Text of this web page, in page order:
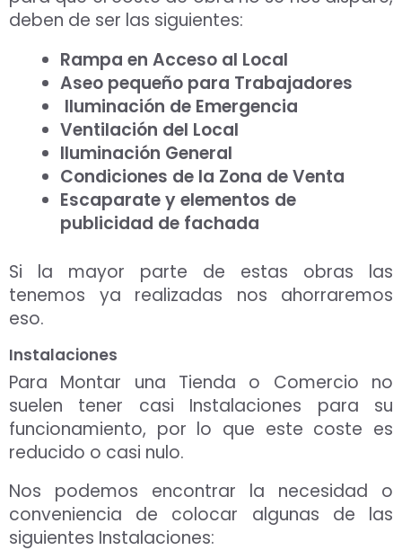
deben de ser las siguientes:
Rampa en Acceso al Local
Aseo pequeño para Trabajadores
Iluminación de Emergencia
Ventilación del Local
Iluminación General
Condiciones de la Zona de Venta
Escaparate y elementos de
publicidad de fachada
Si la mayor parte de estas obras las
tenemos ya realizadas nos ahorraremos
eso.
Instalaciones
Para Montar una Tienda o Comercio no
suelen tener casi Instalaciones para su
funcionamiento, por lo que este coste es
reducido o casi nulo.
Nos podemos encontrar la necesidad o
conveniencia de colocar algunas de las
siguientes Instalaciones: